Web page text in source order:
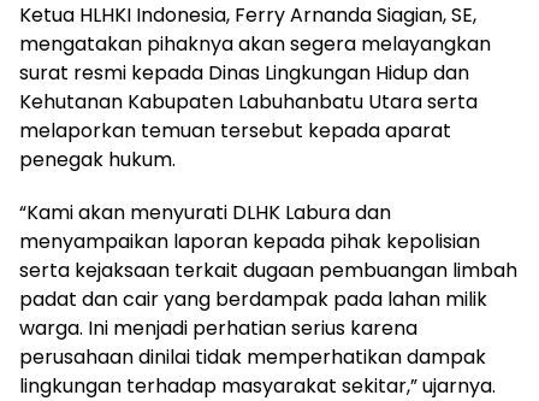
Ketua HLHKI Indonesia, Ferry Arnanda Siagian, SE,
mengatakan pihaknya akan segera melayangkan
surat resmi kepada Dinas Lingkungan Hidup dan
Kehutanan Kabupaten Labuhanbatu Utara serta
melaporkan temuan tersebut kepada aparat
penegak hukum.
“Kami akan menyurati DLHK Labura dan
menyampaikan laporan kepada pihak kepolisian
serta kejaksaan terkait dugaan pembuangan limbah
padat dan cair yang berdampak pada lahan milik
warga. Ini menjadi perhatian serius karena
perusahaan dinilai tidak memperhatikan dampak
lingkungan terhadap masyarakat sekitar,” ujarnya.